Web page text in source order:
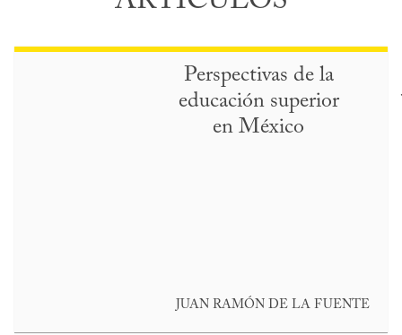
Perspectivas de la
educación superior
en México
JUAN RAMÓN DE LA FUENTE